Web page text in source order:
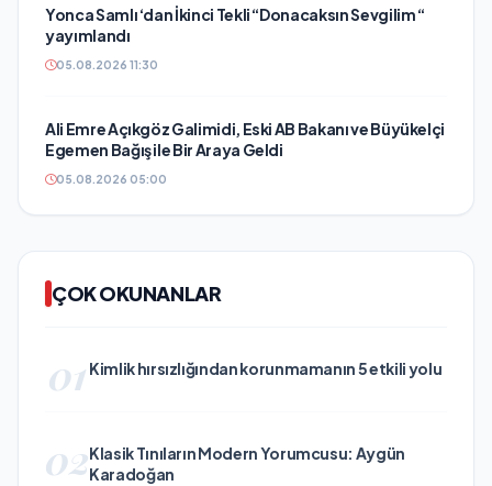
Yonca Samlı ‘dan İkinci Tekli “Donacaksın Sevgilim “
yayımlandı
05.08.2026 11:30
Ali Emre Açıkgöz Galimidi, Eski AB Bakanı ve Büyükelçi
Egemen Bağış ile Bir Araya Geldi
05.08.2026 05:00
ÇOK OKUNANLAR
01 Kimlik hırsızlığından korunmamanın 5 etkili yolu
02Klasik Tınıların Modern Yorumcusu: Aygün
Karadoğan